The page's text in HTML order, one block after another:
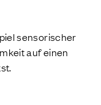
sensorischer
auf einen